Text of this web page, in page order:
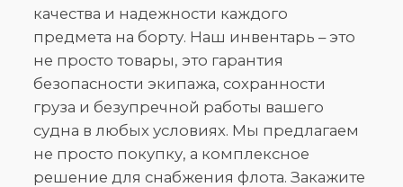
качества и надежности каждого
предмета на борту. Наш инвентарь – это
не просто товары, это гарантия
безопасности экипажа, сохранности
груза и безупречной работы вашего
судна в любых условиях. Мы предлагаем
не просто покупку, а комплексное
решение для снабжения флота. Закажите